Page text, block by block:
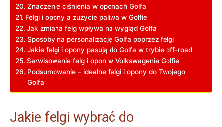
Znaczenie ciśnienia w oponach Golfa
Felgi i opony a zużycie paliwa w Golfie
Jak zmiana felg wpływa ⁣na⁢ wygląd⁤ Golfa
Sposoby ‍na personalizację Golfa​ poprzez felgi
Jakie felgi i opony pasują do Golfa w trybie off-road
Serwisowanie ​felg i opon w ​Volkswagenie Golfie
Podsumowanie – idealne felgi i opony do Twojego
Golfa
Jakie felgi wybrać ‌do ​